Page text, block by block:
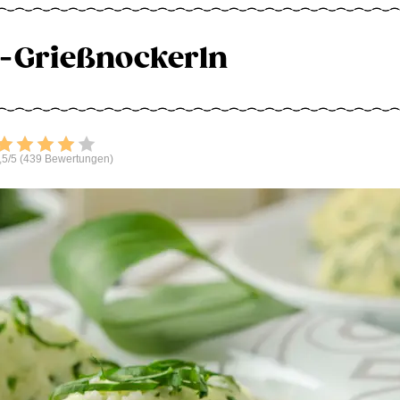
Grießnockerln
Bewerten
5 (439 Bewertungen)